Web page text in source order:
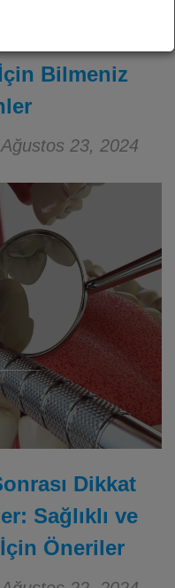
Bilmeniz
Ağustos 23, 2024
Dikkat
Sağlıklı ve
Öneriler